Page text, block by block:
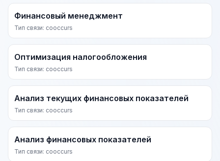
Финансовый менеджмент
Тип связи: cooccurs
Оптимизация налогообложения
Тип связи: cooccurs
Анализ текущих финансовых показателей
Тип связи: cooccurs
Анализ финансовых показателей
Тип связи: cooccurs